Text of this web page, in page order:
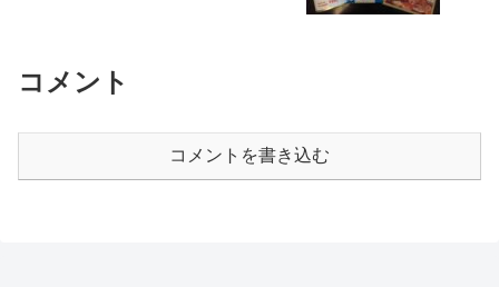
コメント
コメントを書き込む